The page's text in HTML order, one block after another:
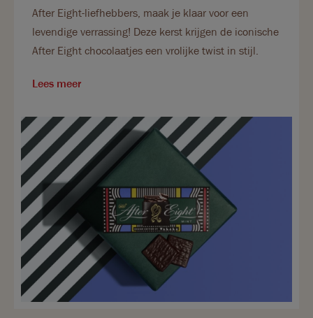
After Eight-liefhebbers, maak je klaar voor een
levendige verrassing! Deze kerst krijgen de iconische
After Eight chocolaatjes een vrolijke twist in stijl.
Lees meer